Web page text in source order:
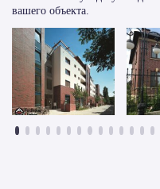
вашего объекта.